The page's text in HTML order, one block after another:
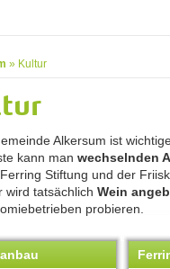
» Kultur
Alkersum ist
kann man wechselnden
Stiftung und der
wird tatsächlich Wein
probieren.